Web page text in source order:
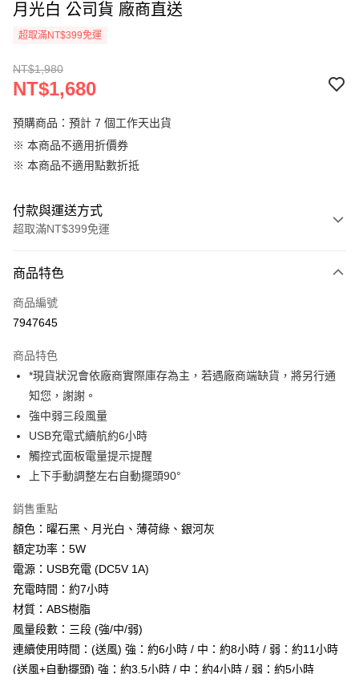
月光白 公司貨 廠商直送
超取滿NT$399免運
NT$1,980
NT$1,680
預購商品：預計 7 個工作天出貨
※ 本商品不適用折價券
※ 本商品不適用點數折抵
付款與運送方式
超取滿NT$399免運
信用卡一次付款
信用卡分期付款
合作金庫商業銀行
華南商業銀行
彰化商業銀行
上海商業儲蓄銀行
國泰世華商業銀行
臺灣中小企業銀行
匯豐（台灣）商業銀行
聯邦商業銀行
元大商業銀行
台新國際商業銀行
台灣樂天信用卡公司
6 期 0 利率 每期
華南商業銀行
上海商業儲蓄銀行
國泰世華商業銀行
臺灣中小企業銀行
匯豐（台灣）商業銀行
元大商業銀行
玉山商業銀行
星展（台灣）商業銀行
台灣樂天信用卡公司
12 期 0 利率 每期 NT$140 21家銀行
合作金庫商業銀行
上海商業儲蓄銀行
國泰世華商業銀行
臺灣中小企業銀行
聯邦商業銀行
元大商業銀行
永豐商業銀行
玉山商業銀行
台新國際商業銀行
台灣樂天信用卡公司
超商取貨付款
LINE Pay
Apple Pay
街口支付
悠遊付
Google Pay
全支付
全盈+PAY
AFTEE先享後付
商品特色
商品編號
7947645
商品特色
*現貨狀況會依廠商實際庫存為主，若遇廠商端缺貨，將另行通
知您，謝謝。
強中弱三段風量
USB充電式續航約6小時
觸控式面板電量提示提醒
上下手動調整左右自動擺頭90°
銷售重點
顏色：曜石黑、月光白、薄荷綠、銀河灰
額定功率：5W
電源：USB充電 (DC5V 1A)
充電時間：約7小時
材質：ABS樹脂
風量段數：三段 (強/中/弱)
連續使用時間：(送風) 強：約6小時 / 中：約8小時 / 弱：約11小時
(送風+自動擺頭) 強：約3.5小時 / 中：約4小時 / 弱：約5小時